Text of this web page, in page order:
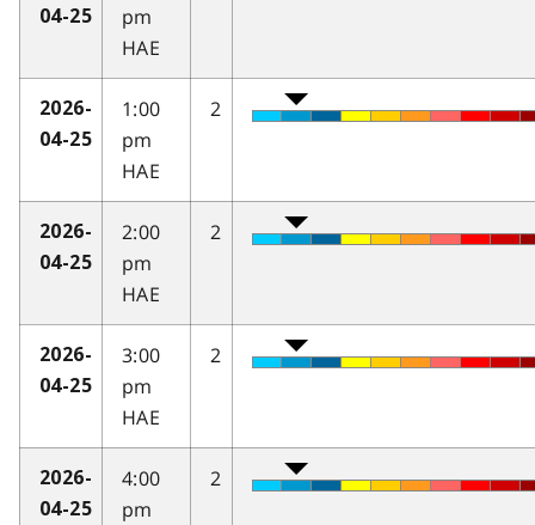
04-25
pm
HAE
2026-
04-25
1:00
pm
HAE
2
2026-
04-25
2:00
pm
HAE
2
2026-
04-25
3:00
pm
HAE
2
2026-
04-25
4:00
pm
2